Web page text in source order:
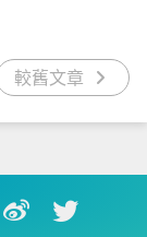
較舊文章